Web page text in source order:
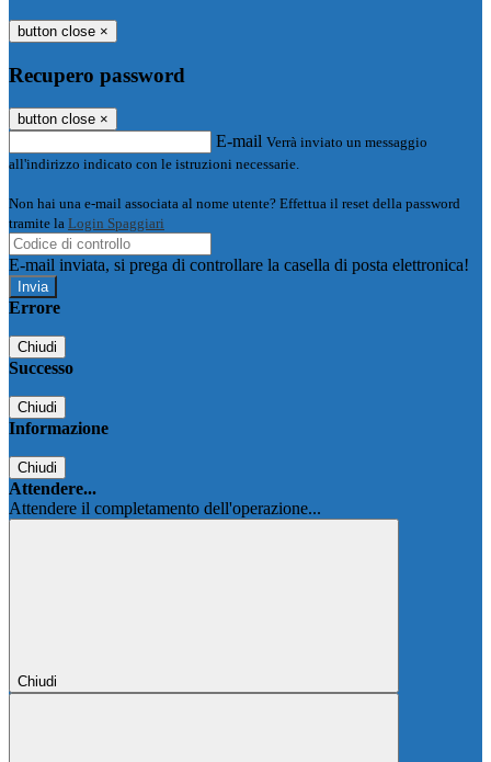
button close ×
Recupero password
button close ×
E-mail Verrà inviato un messaggio
all'indirizzo indicato con le istruzioni necessarie.
Non hai una e-mail associata al nome utente? Effettua il reset della password
tramite la Login Spaggiari
E-mail inviata, si prega di controllare la casella di posta elettronica!
Errore
Chiudi
Successo
Chiudi
Informazione
Chiudi
Attendere...
Attendere il completamento dell'operazione...
Chiudi